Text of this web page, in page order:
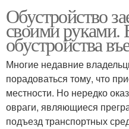
Обустройство
своими
обустройства
Многие недавние
порадоваться тому, что
местности. Но нередко
овраги, являющиеся
подъезд транспортных